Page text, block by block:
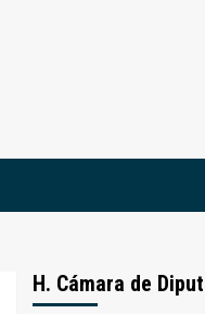
H. Cámara de